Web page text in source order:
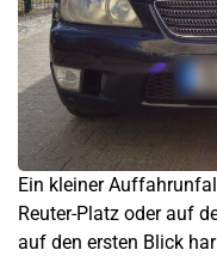
Ein kleiner
Reuter-Platz oder auf
auf den ersten Blick